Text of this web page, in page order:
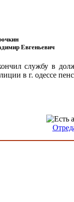
Евгеньевич
службу в
в г. одессе